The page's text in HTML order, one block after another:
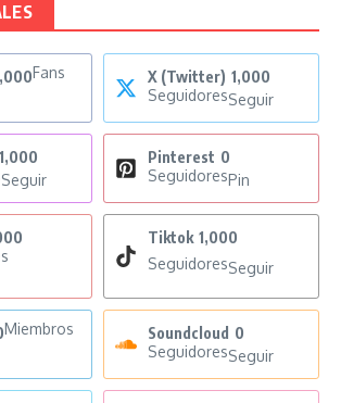
Fans
X (Twitter) 1,000
SeguidoresSeguir
1,000
Seguir
Pinterest 0
SeguidoresPin
Tiktok 1,000
SeguidoresSeguir
Miembros
Soundcloud 0
SeguidoresSeguir